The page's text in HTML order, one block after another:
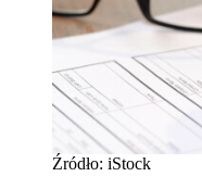
Źródło: iStock